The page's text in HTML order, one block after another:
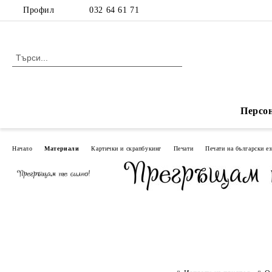
Профил 032 64 61 71
Начало Материали Картички и скрапбукинг Печати Печати на български